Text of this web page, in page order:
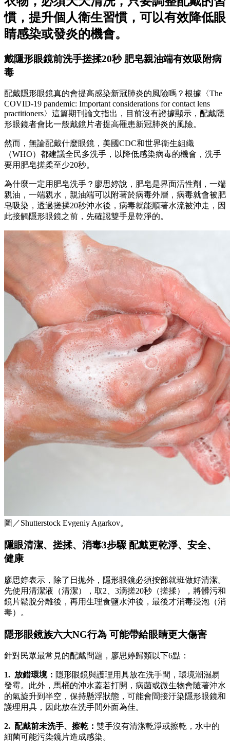
慣，提升個人衛生習慣，可以有效降低眼
睛感染或發炎的機會。
戴隱形眼鏡前洗手搓揉20秒 肥皂親油端有效吸附病
毒
配戴隱形眼鏡真的會提高感染新冠肺炎的風險嗎？根據〈The
COVID-19 pandemic: Important considerations for contact lens
practitioners〉這篇期刊論文指出，目前沒有證據顯示，配戴隱
形眼鏡者會比一般戴鏡片者提高罹患新冠肺炎的風險。
然而，無論配戴什麼眼鏡，美國CDC和世界衛生組織
（WHO）都建議全民多洗手，以降低感染病毒的機會，洗手
要用肥皂搓柔至少20秒。
為什麼一定用肥皂洗手？廖思婷說，肥皂是界面活性劑，一端
親油，一端親水，親油端可以附著於病毒外層，病毒就會被肥
皂吸染，透過搓揉20秒沖水後，病毒就能順著水流被沖走，因
此接觸隱形眼鏡之前，先確認雙手是乾淨的。
圖／Shutterstock Evgeniy Agarkov。
隱眼清潔、搓揉、消毒3步驟 配戴更乾淨、安全、
健康
廖思婷表示，除了日拋外，隱形眼鏡必須按部就班做好清潔。
先使用清潔液（清潔），取2、3滴搓20秒（搓揉），將髒污和
鏡片鬆脫分離後，再用生理食鹽水沖後，最後才消毒浸泡（消
毒）。
隱形眼鏡族六大NG行為 可能帶給眼睛更大傷害
針對民眾最常見的配戴問題，廖思婷歸類以下6點：
1. 放錯環境： 隱形眼鏡與護理用具放在洗手間，環境潮濕易
發霉。此外，馬桶的沖水蓋若打開，病菌或微生物會隨著沖水
的氣旋升到半空，保持懸浮狀態，可能會間接汙染隱形眼鏡和
護理用具，因此放在洗手間外面為佳。
2. 配戴前未洗手、擦乾： 雙手沒有清潔乾淨或擦乾，水中的
細菌可能污染鏡片造成感染。